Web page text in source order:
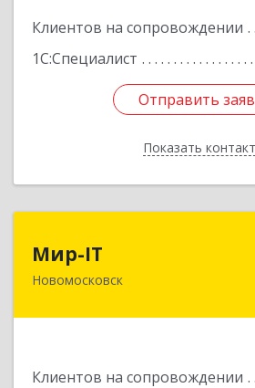
Клиентов на сопровождении
1С:Специалист
Отправить
Показать
Отправить
Назад
Мир-IT
Новомосковск
Клиентов на сопровождении
301650, Тульская